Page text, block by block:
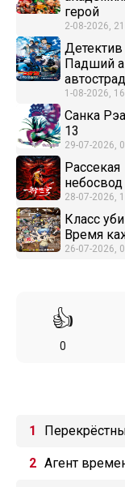
герой
2-08-2026,
Детектив
Падший
1-08-2026,
Санка
13
29-07-2026,
Рассекая
небосвод
28-07-2026,
Класс
Время
26-07-2026,
👍
0
Агент